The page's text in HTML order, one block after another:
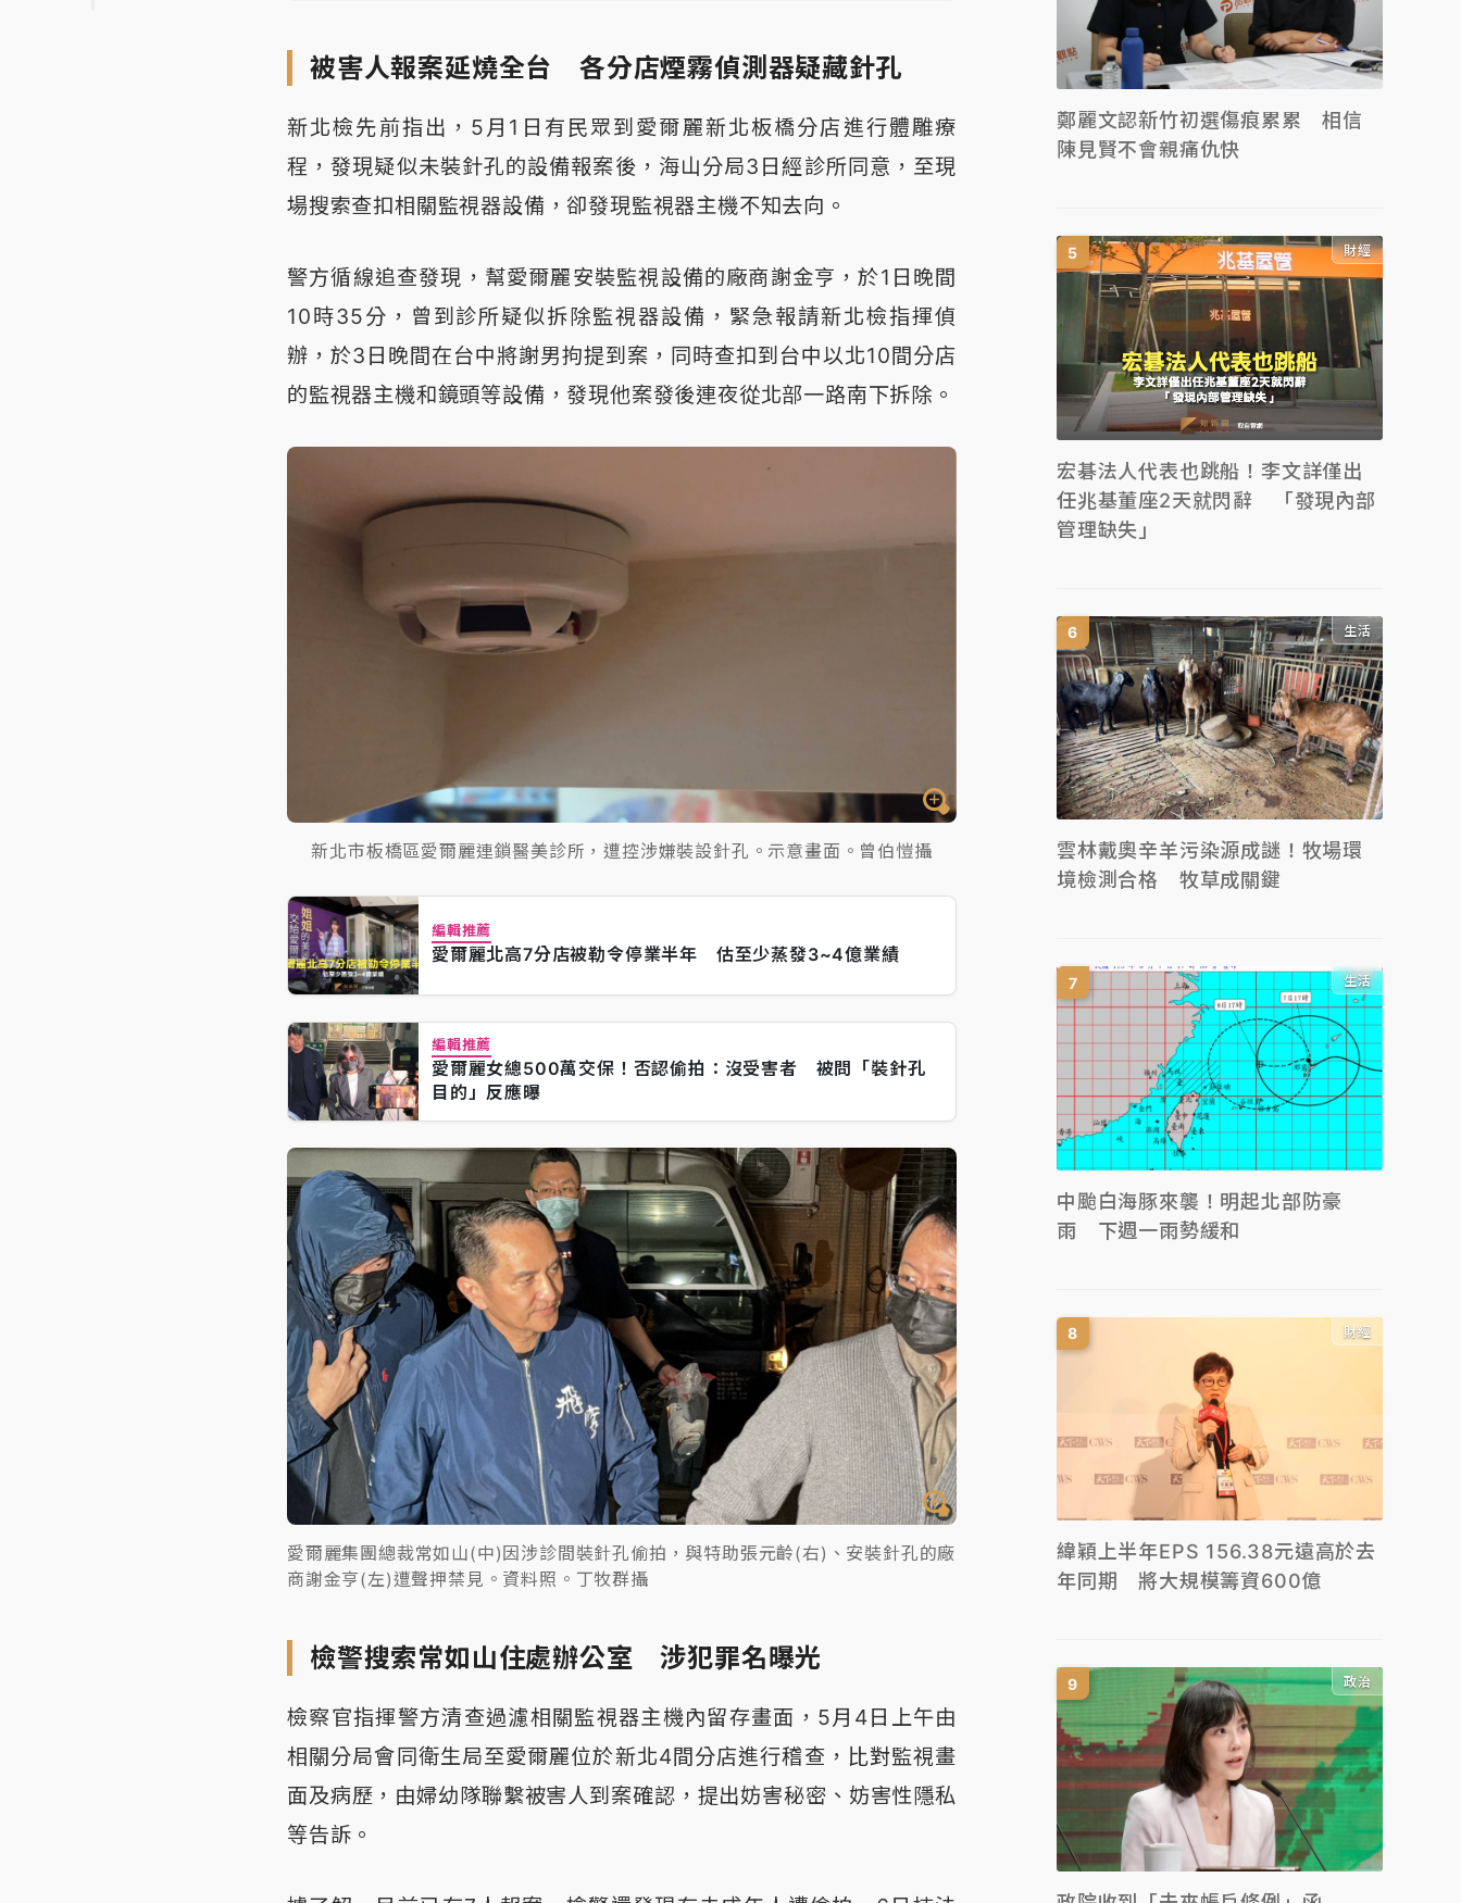
被害人報案延燒全台 各分店煙霧偵測器疑藏針孔
新北檢先前指出，5月1日有民眾到愛爾麗新北板橋分店進行體雕療
程，發現疑似未裝針孔的設備報案後，海山分局3日經診所同意，至現
場搜索查扣相關監視器設備，卻發現監視器主機不知去向。
警方循線追查發現，幫愛爾麗安裝監視設備的廠商謝金亨，於1日晚間
10時35分，曾到診所疑似拆除監視器設備，緊急報請新北檢指揮偵
辦，於3日晚間在台中將謝男拘提到案，同時查扣到台中以北10間分店
的監視器主機和鏡頭等設備，發現他案發後連夜從北部一路南下拆除。
新北市板橋區愛爾麗連鎖醫美診所，遭控涉嫌裝設針孔。示意畫面。曾伯愷攝
編輯推薦
愛爾麗北高7分店被勒令停業半年 估至少蒸發3~4億業績
編輯推薦
愛爾麗女總500萬交保！否認偷拍：沒受害者 被問「裝針孔
目的」反應曝
愛爾麗集團總裁常如山(中)因涉診間裝針孔偷拍，與特助張元齡(右)、安裝針孔的廠
商謝金亨(左)遭聲押禁見。資料照。丁牧群攝
檢警搜索常如山住處辦公室 涉犯罪名曝光
檢察官指揮警方清查過濾相關監視器主機內留存畫面，5月4日上午由
相關分局會同衛生局至愛爾麗位於新北4間分店進行稽查，比對監視畫
面及病歷，由婦幼隊聯繫被害人到案確認，提出妨害秘密、妨害性隱私
等告訴。
鄭麗文認新竹初選傷痕累累 相信
陳見賢不會親痛仇快
財經
宏碁法人代表也跳船！李文詳僅出
任兆基董座2天就閃辭 「發現內部
管理缺失」
生活
雲林戴奧辛羊污染源成謎！牧場環
境檢測合格 牧草成關鍵
生活
中颱白海豚來襲！明起北部防豪
雨 下週一雨勢緩和
財經
緯穎上半年EPS 156.38元遠高於去
年同期 將大規模籌資600億
政治